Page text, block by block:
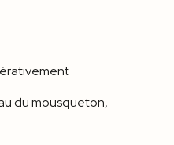
du mousqueton,